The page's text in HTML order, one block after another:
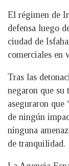
El régimen de
defensa luego
ciudad de
comerciales en
Tras las
negaron que su
aseguraron que
de ningún
ninguna
de tranquilidad.